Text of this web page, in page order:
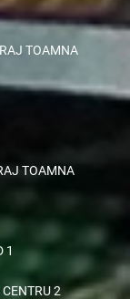
TOAMNA
TOAMNA
1
2